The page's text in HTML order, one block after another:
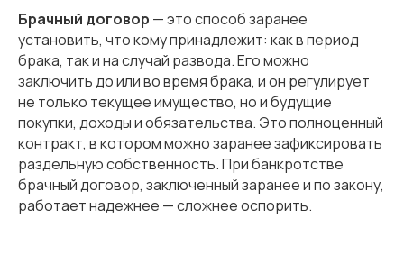
Брачный договор — это способ заранее
установить, что кому принадлежит: как в период
брака, так и на случай развода. Его можно
заключить до или во время брака, и он регулирует
не только текущее имущество, но и будущие
покупки, доходы и обязательства. Это полноценный
контракт, в котором можно заранее зафиксировать
раздельную собственность. При банкротстве
брачный договор, заключенный заранее и по закону,
работает надежнее — сложнее оспорить.